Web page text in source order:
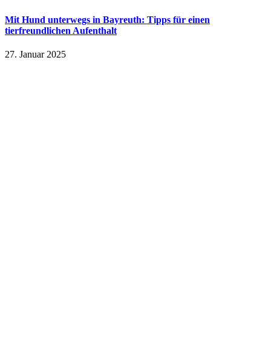
Mit Hund unterwegs in Bayreuth: Tipps für einen
tierfreundlichen Aufenthalt
27. Januar 2025